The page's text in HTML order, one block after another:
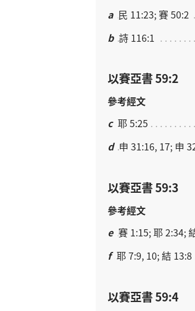
a 民 11:23; 賽 50:2
b 詩 116:1
以賽亞書 59:2
參考經文
c 耶 5:25
d 申 31:16, 17; 申
以賽亞書 59:3
參考經文
e 賽 1:15; 耶 2:34;
f 耶 7:9, 10; 結 13:8
以賽亞書 59:4